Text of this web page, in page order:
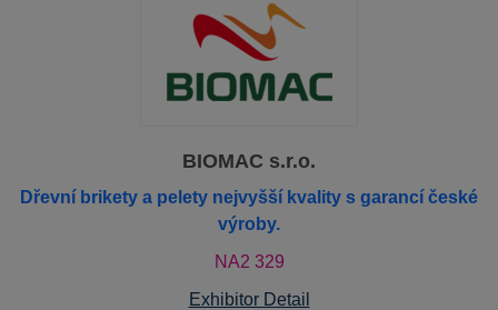
BIOMAC s.r.o.
Dřevní brikety a pelety nejvyšší kvality s garancí české
výroby.
NA2 329
Exhibitor Detail